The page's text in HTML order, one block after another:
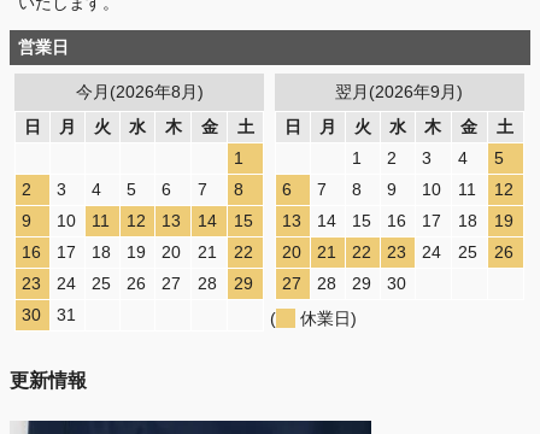
営業日
今月(2026年8月)
日
月 火 水 木 金
土
1
2
3 4 5 6 7
8
9
10 11 12 13 14
15
16
17 18 19 20 21
22
23
24 25 26 27 28
29
30
31
翌月(2026年9月)
日
月 火 水 木 金
土
1
2 3 4
5
6
7 8 9 10 11
12
13
14 15 16 17 18
19
20
21 22 23 24 25
26
27
28 29
30
(
休業日)
更新情報